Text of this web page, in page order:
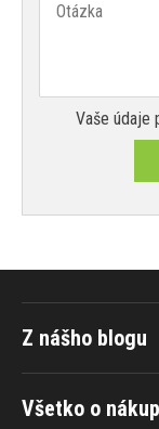
Vaše údaje
Všetko o
Z nášho blogu